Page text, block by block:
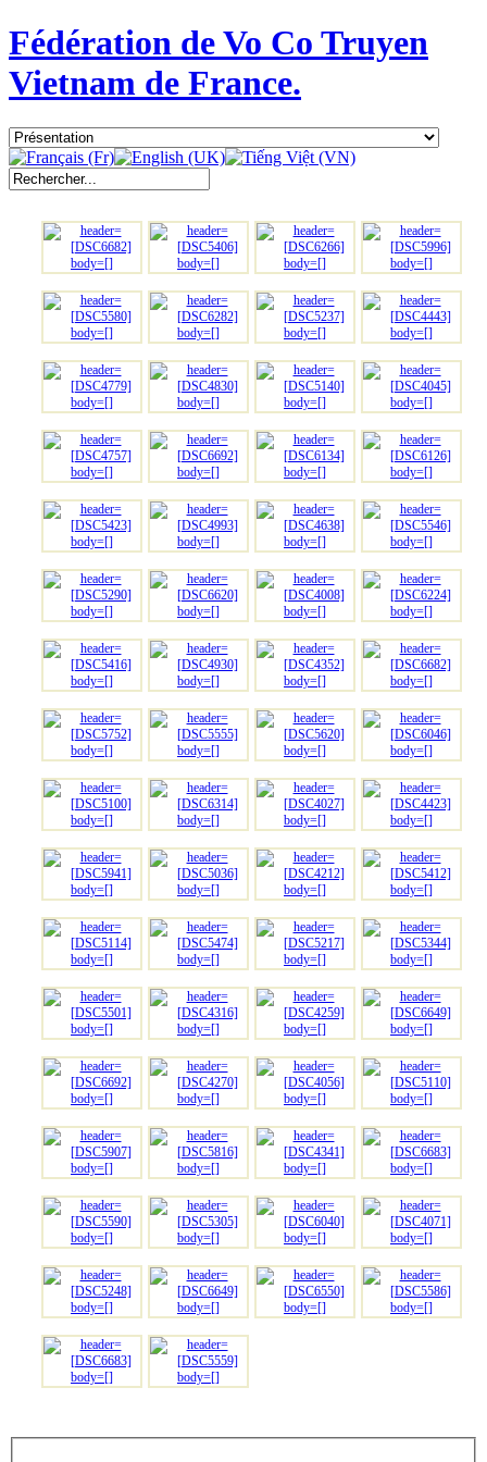
Fédération de Vo Co Truyen
Vietnam de France.